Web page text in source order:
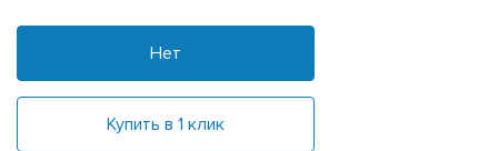
Нет
Купить в 1 клик